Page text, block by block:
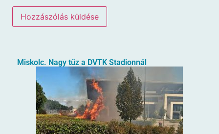
Miskolc. Nagy tűz a DVTK Stadionnál